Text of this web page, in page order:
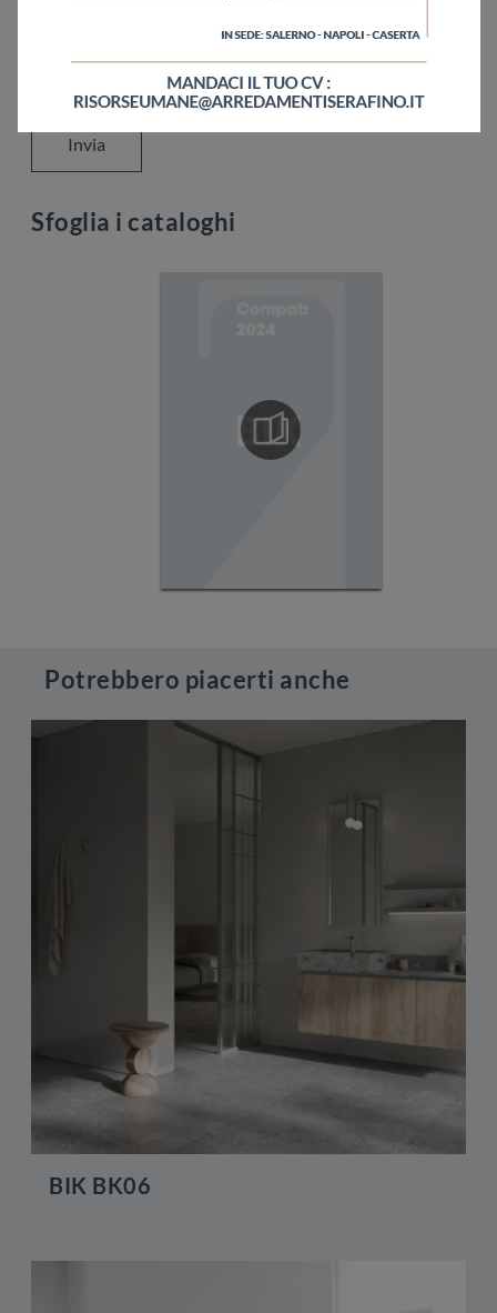
Sfoglia i cataloghi
Ho letto l'informativa sullaPrivacy Policy
Invia
Potrebbero piacerti anche
BIK BK06